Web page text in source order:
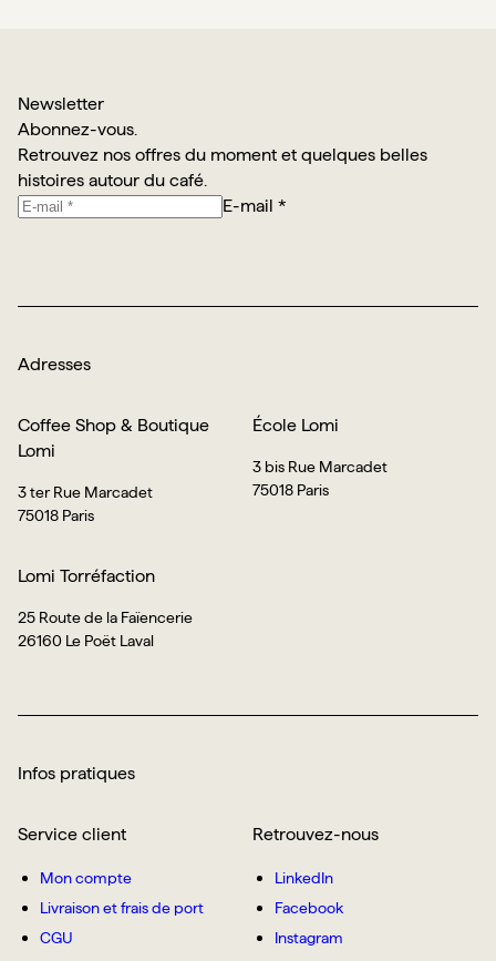
Newsletter
Abonnez-vous.
Retrouvez nos offres du moment et quelques belles
histoires autour du café.
E-mail *
Adresses
Coffee Shop & Boutique
Lomi
3 ter Rue Marcadet
75018 Paris
École Lomi
3 bis Rue Marcadet
75018 Paris
Lomi Torréfaction
25 Route de la Faïencerie
26160 Le Poët Laval
Infos pratiques
Service client
Mon compte
Livraison et frais de port
CGU
Retrouvez-nous
LinkedIn
Facebook
Instagram